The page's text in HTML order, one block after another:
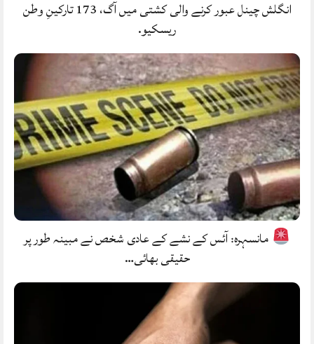
انگلش چینل عبور کرنے والی کشتی میں آگ، 173 تارکینِ وطن
ریسکیو.
مانسہرہ: آئس کے نشے کے عادی شخص نے مبینہ طور پر
حقیقی بھائی…